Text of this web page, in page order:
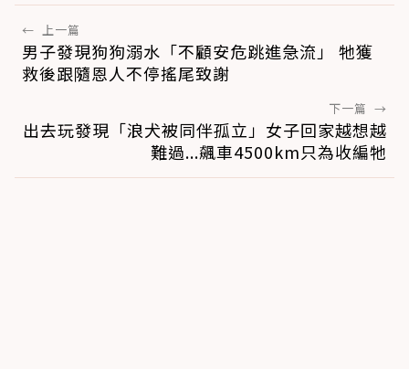
← 上一篇
男子發現狗狗溺水「不顧安危跳進急流」 牠獲
救後跟隨恩人不停搖尾致謝
下一篇 →
出去玩發現「浪犬被同伴孤立」女子回家越想越
難過...飆車4500km只為收編牠